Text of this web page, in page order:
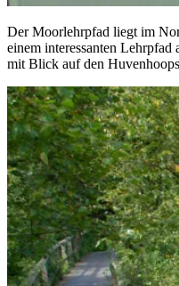
Der Moorlehrpfad liegt im
einem interessanten
mit Blick auf den